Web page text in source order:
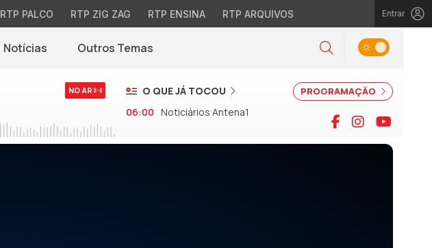
RTP PALCO RTP ZIG ZAG RTP ENSINA RTP ARQUIVOS Entrar
Notícias(abre em nova janela)
Outros Temas Pesquisar
Alternar tema
NO AR PROGRAMAÇÃO
O QUE JÁ TOCOU
06:00 Noticiários Antena1 Facebook
Instagram